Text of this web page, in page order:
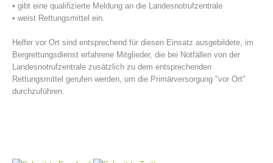
Bergrettungsstellen
• gibt eine qualifizierte Meldung an die Landesnotrufzentrale
• weist Rettungsmittel ein.
Helfer vor Ort sind entsprechend für diesen Einsatz ausgebildete, im
Bergrettungsdienst erfahrene Mitglieder, die bei Notfällen von der
Landesnotrufzentrale zusätzlich zu dem entsprechenden
Rettungsmittel gerufen werden, um die Primärversorgung "vor Ort"
durchzuführen.